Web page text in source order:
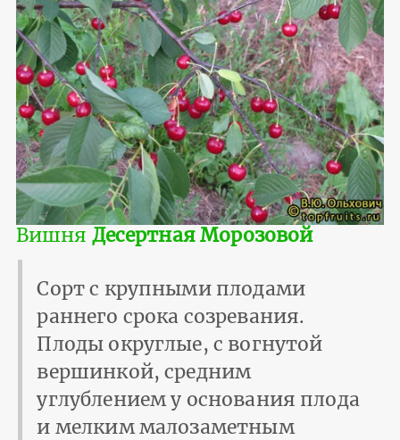
Вишня Десертная Морозовой
Сорт с крупными плодами
раннего срока созревания.
Плоды округлые, с вогнутой
вершинкой, средним
углублением у основания плода
и мелким мало­заметным